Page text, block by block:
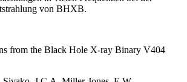
von BHXB.
from the Black Hole X-ray Binary V404